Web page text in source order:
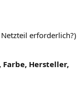
erforderlich?)
Farbe, Hersteller,